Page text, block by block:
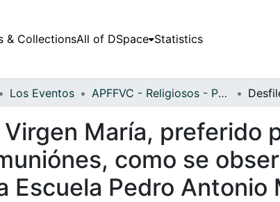
& CollectionsAll of DSpace Statistics
Los Eventos APFFVC - Religiosos - Patrimonial
María, preferido
como se
Escuela Pedro Antonio